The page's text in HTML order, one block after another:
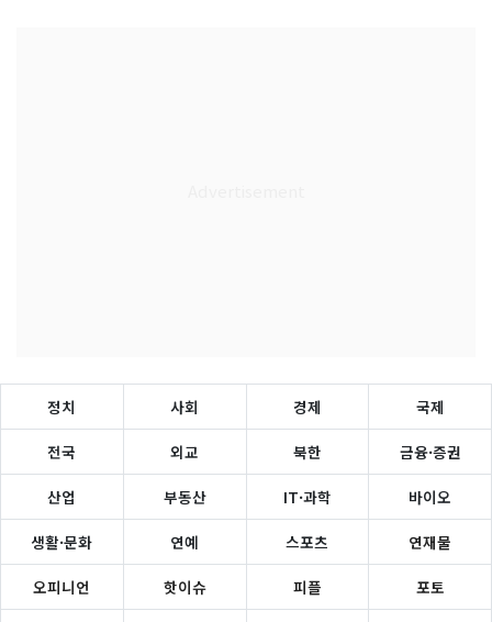
정치 사회 경제 국제
전국 외교 북한 금융·증권
산업 부동산 IT·과학 바이오
생활·문화 연예 스포츠 연재물
오피니언 핫이슈 피플 포토